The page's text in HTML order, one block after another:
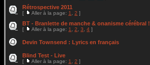
Rétrospective 2011
[ Aller à la page: 1 2 ]
BT - Branlette de manche & onanisme cérébral
[ Aller à la page: 1 2 3 4 ]
Devin Townsend : Lyrics en français
Blind Test - Live
[ Aller à la page: 1 2 ]